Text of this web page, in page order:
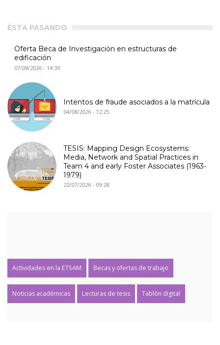
ÉSTA PASANDO
Oferta Beca de Investigación en estructuras de
edificación
07/08/2026 - 14:39
Intentos de fraude asociados a la matrícula
04/08/2026 - 12:25
TESIS: Mapping Design Ecosystems:
Media, Network and Spatial Practices in
Team 4 and early Foster Associates (1963-
1979)
22/07/2026 - 09:28
Actividades en la ETSAM Becas y ofertas de trabajo
Noticias académicas Lecturas de tesis Tablón digital